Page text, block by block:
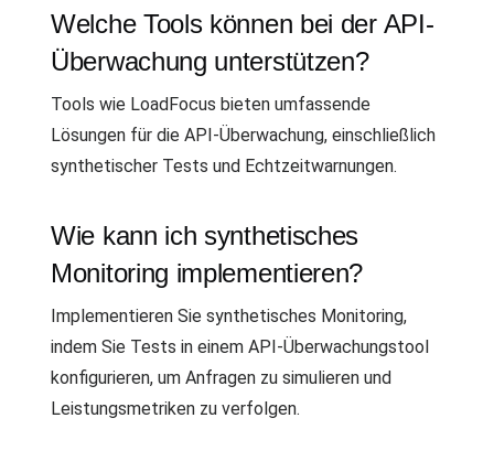
Welche Tools können bei der API-
Überwachung unterstützen?
Tools wie LoadFocus bieten umfassende
Lösungen für die API-Überwachung, einschließlich
synthetischer Tests und Echtzeitwarnungen.
Wie kann ich synthetisches
Monitoring implementieren?
Implementieren Sie synthetisches Monitoring,
indem Sie Tests in einem API-Überwachungstool
konfigurieren, um Anfragen zu simulieren und
Leistungsmetriken zu verfolgen.